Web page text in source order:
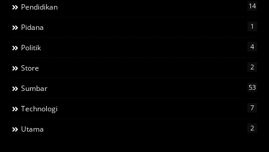
Pendidikan 14
Pidana 1
Politik 4
Store 2
Sumbar 53
Technologi 7
Utama 2